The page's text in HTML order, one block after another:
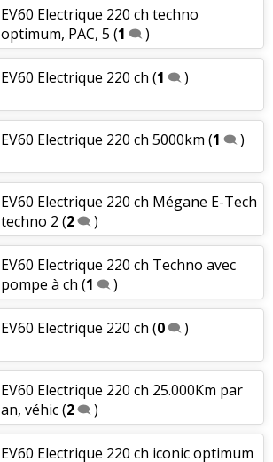
EV60 Electrique 220 ch techno
optimum, PAC, 5 (1 )
EV60 Electrique 220 ch (1 )
EV60 Electrique 220 ch 5000km (1 )
EV60 Electrique 220 ch Mégane E-Tech
techno 2 (2 )
EV60 Electrique 220 ch Techno avec
pompe à ch (1 )
EV60 Electrique 220 ch (0 )
EV60 Electrique 220 ch 25.000Km par
an, véhic(2 )
EV60 Electrique 220 ch iconic optimum